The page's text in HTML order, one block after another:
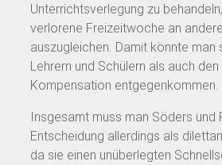
Unterrichtsverlegung zu
verlorene Freizeitwoche an
auszugleichen. Damit könnte man
Lehrern und Schülern als auch
Kompensation entgegenkommen.
Insgesamt muss man Söders und
Entscheidung allerdings als
da sie einen unüberlegten